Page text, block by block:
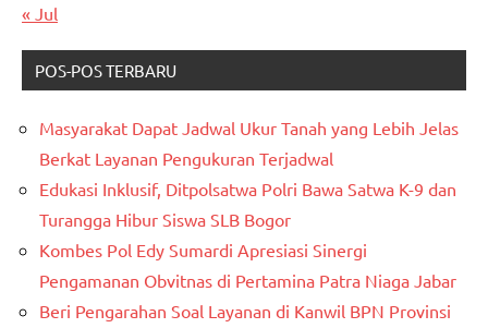
« Jul
POS-POS TERBARU
Masyarakat Dapat Jadwal Ukur Tanah yang Lebih Jelas
Berkat Layanan Pengukuran Terjadwal
Edukasi Inklusif, Ditpolsatwa Polri Bawa Satwa K-9 dan
Turangga Hibur Siswa SLB Bogor
Kombes Pol Edy Sumardi Apresiasi Sinergi
Pengamanan Obvitnas di Pertamina Patra Niaga Jabar
Beri Pengarahan Soal Layanan di Kanwil BPN Provinsi